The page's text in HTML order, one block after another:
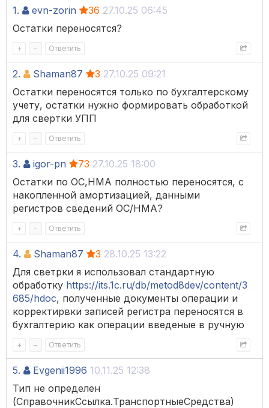
1. evn-zorin 36 27.10.25 06:45
Остатки переносятся?
+ – Ответить
2. Shaman87 3 27.10.25 09:21
Остатки переносятся только по бухгалтерскому
учету, остатки нужно формировать обработкой
для свертки УПП
+ – Ответить
3. igor-pn 73 27.10.25 18:00
Остатки по ОС,НМА полностью переносятся, с
накопленной амортизацией, данными
регистров сведений ОС/НМА?
+ – Ответить
4. Shaman87 3 28.10.25 13:22
Для светрки я использовал стандартную
обработку https://its.1c.ru/db/metod8dev/content/3
685/hdoc, полученные документы операции и
корректирвки записей регистра переносятся в
бухгалтерию как операции введеные в ручную
+ – Ответить
5. Evgenii1996 10.11.25 12:38
Тип не определен
(СправочникСсылка.ТранспортныеСредства)